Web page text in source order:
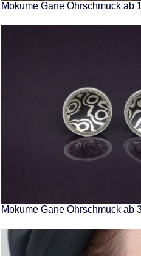
Mokume Gane Ohrschmuck ab
Mokume Gane Ohrschmuck ab